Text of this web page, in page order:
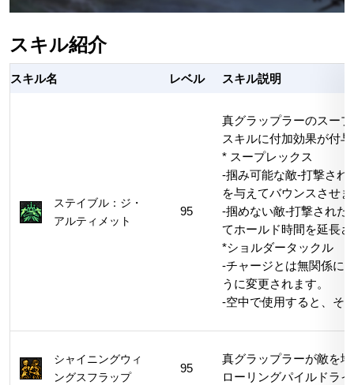
スキル紹介
スキル名 レベル スキル説明
ステイブル：ジ・
アルティメット
95
真グラップラーのスー
スキルに付加効果が付
* スープレックス
-掴み可能な敵-打撃され
を与えてバウンスさせ
-掴めない敵-打撃された
てホールド時間を延長
*ショルダータックル
-チャージとは無関係に
うに変更されます。
-空中で使用すると、そ
シャイニングウィ
ングスフラップ
95
真グラップラーが敵を
ローリングパイルドラ